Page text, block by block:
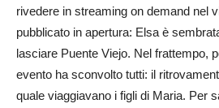
rivedere in streaming on demand nel
pubblicato in apertura: Elsa è
lasciare Puente Viejo. Nel frattempo,
evento ha sconvolto tutti: il
quale viaggiavano i figli di Maria. Per